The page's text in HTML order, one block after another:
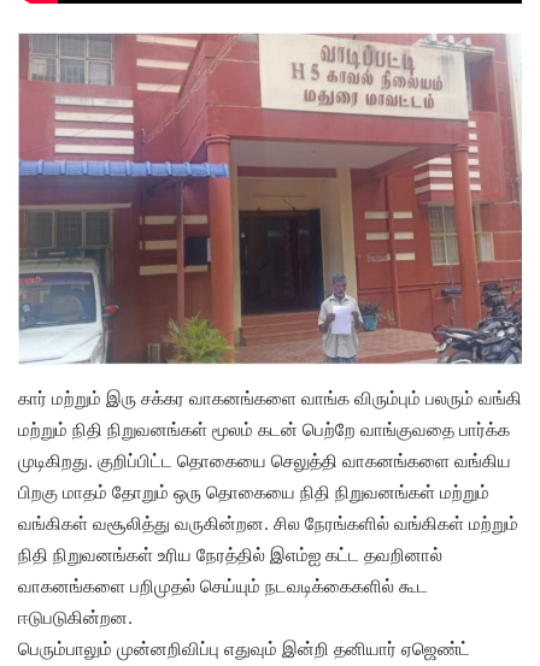
கார் மற்றும் இரு சக்கர வாகனங்களை வாங்க விரும்பும் பலரும் வங்கி
மற்றும் நிதி நிறுவனங்கள் மூலம் கடன் பெற்றே வாங்குவதை பார்க்க
முடிகிறது. குறிப்பிட்ட தொகையை செலுத்தி வாகனங்களை வங்கிய
பிறகு மாதம் தோறும் ஒரு தொகையை நிதி நிறுவனங்கள் மற்றும்
வங்கிகள் வசூலித்து வருகின்றன. சில நேரங்களில் வங்கிகள் மற்றும்
நிதி நிறுவனங்கள் உரிய நேரத்தில் இஎம்ஐ கட்ட தவறினால்
வாகனங்களை பறிமுதல் செய்யும் நடவடிக்கைகளில் கூட
ஈடுபடுகின்றன.
பெரும்பாலும் முன்னறிவிப்பு எதுவும் இன்றி தனியார் ஏஜெண்ட்